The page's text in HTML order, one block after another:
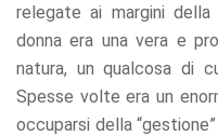
relegate ai margini
donna era una vera e
natura, un qualcosa di
Spesse volte era un
occuparsi della